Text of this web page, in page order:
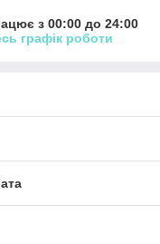
з 00:00 до 24:00
графік роботи